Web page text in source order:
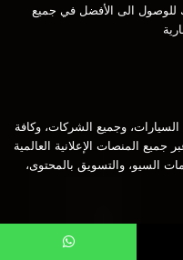
الى الأفضل في جميع
وجميع الشركات، وكافة
جميع المنصات الإعلانية العالمية
السيو، والتسويق بالمحتوى،